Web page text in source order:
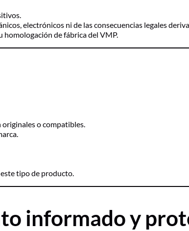
electrónicos ni de las consecuencias legales
homologación de fábrica del VMP.
o compatibles.
tipo de producto.
informado y